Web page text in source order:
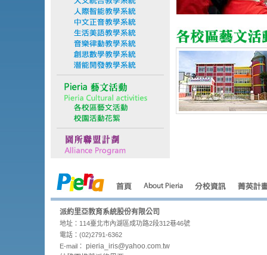
派約里亞教育系統股份有限公司
地址：114臺北市內湖區成功路2段312巷46號
電話：(02)2791-6362
E-mail： pieria_ iris@yahoo.com.tw